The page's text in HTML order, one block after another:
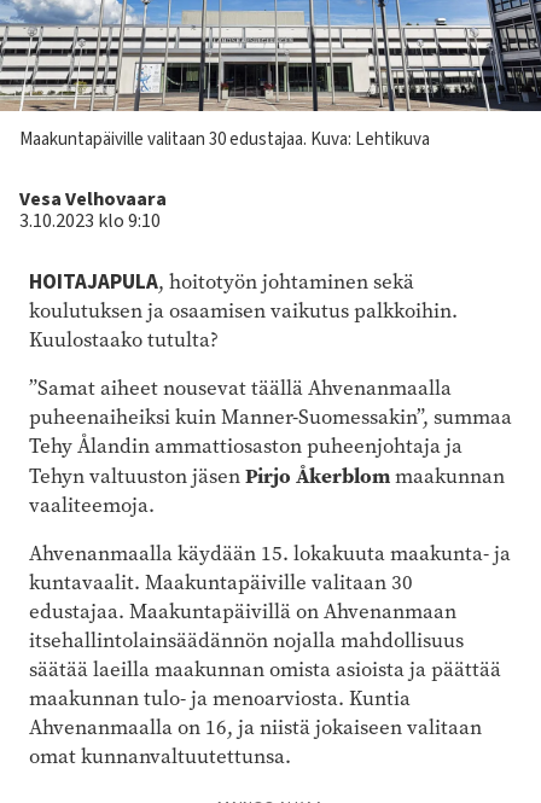
Kuvateksti
Maakuntapäiville valitaan 30 edustajaa. Kuva: Lehtikuva
Kirjoittaja
Vesa Velhovaara
3.10.2023 klo 9:10
HOITAJAPULA, hoitotyön johtaminen sekä
koulutuksen ja osaamisen vaikutus palkkoihin.
Kuulostaako tutulta?
”Samat aiheet nousevat täällä Ahvenanmaalla
puheenaiheiksi kuin Manner-Suomessakin”, summaa
Tehy Ålandin ammattiosaston puheenjohtaja ja
Tehyn valtuuston jäsenPirjo Åkerblommaakunnan
vaaliteemoja.
Ahvenanmaalla käydään 15. lokakuuta maakunta- ja
kuntavaalit. Maakuntapäiville valitaan 30
edustajaa. Maakuntapäivillä on Ahvenanmaan
itsehallintolainsäädännön nojalla mahdollisuus
säätää laeilla maakunnan omista asioista ja päättää
maakunnan tulo- ja menoar­viosta. Kuntia
Ahvenanmaalla on 16, ja niistä jokaiseen valitaan
omat kunnanvaltuutettunsa.